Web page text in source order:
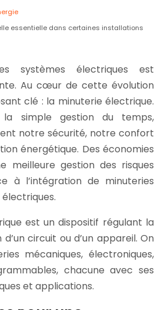
essentielle dans certaines installations
systèmes électriques est
Au cœur de cette évolution
clé : la minuterie électrique.
simple gestion du temps,
notre sécurité, notre confort
énergétique. Des économies
meilleure gestion des risques
à l’intégration de minuteries
est un dispositif régulant la
circuit ou d’un appareil. On
mécaniques, électroniques,
chacune avec ses
et applications.